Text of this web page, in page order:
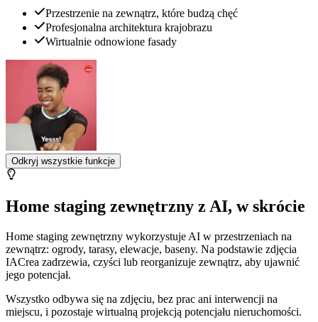
Przestrzenie na zewnątrz, które budzą chęć
Profesjonalna architektura krajobrazu
Wirtualnie odnowione fasady
Odkryj wszystkie funkcje
Home staging zewnętrzny z AI, w skrócie
Home staging zewnętrzny wykorzystuje AI w przestrzeniach na
zewnątrz: ogrody, tarasy, elewacje, baseny. Na podstawie zdjęcia
IACrea zadrzewia, czyści lub reorganizuje zewnątrz, aby ujawnić
jego potencjał.
Wszystko odbywa się na zdjęciu, bez prac ani interwencji na
miejscu, i pozostaje wirtualną projekcją potencjału nieruchomości.